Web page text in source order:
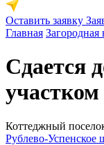
Оставить заявку
Главная
Сдается
участком
Коттеджный
Рублево-Успенское